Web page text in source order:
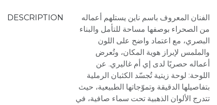
DESCRIPTION
الفنان المعروف باسم ناين يستلهم أعماله
من الصحراء بوصفها مساحة للتأمل والبناء
البصري، مع اعتماد واضح على اللون
والملمس لإبراز هوية المكان، وتُعرض
أعماله حصريًا لدى إي أم غاليري. عن
اللوحة: لوحة زيتية تُجسّد الكثبان الرملية
بتفاصيلها الدقيقة وتموّجاتها الطبيعية، حيث
تتدرج الألوان الذهبية تحت سماء صافية، في